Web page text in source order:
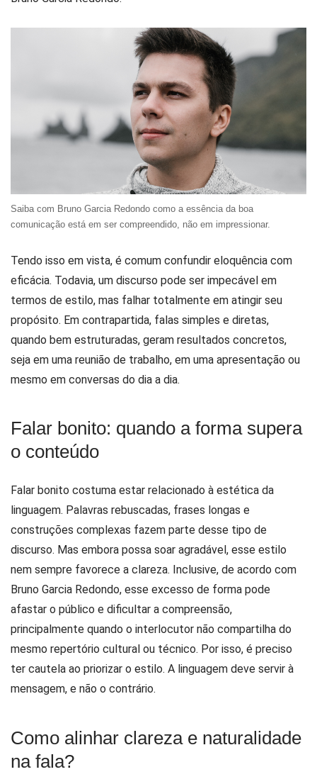
Saiba com Bruno Garcia Redondo como a essência da boa
comunicação está em ser compreendido, não em impressionar.
Tendo isso em vista, é comum confundir eloquência com
eficácia. Todavia, um discurso pode ser impecável em
termos de estilo, mas falhar totalmente em atingir seu
propósito. Em contrapartida, falas simples e diretas,
quando bem estruturadas, geram resultados concretos,
seja em uma reunião de trabalho, em uma apresentação ou
mesmo em conversas do dia a dia.
Falar bonito: quando a forma supera
o conteúdo
Falar bonito costuma estar relacionado à estética da
linguagem. Palavras rebuscadas, frases longas e
construções complexas fazem parte desse tipo de
discurso. Mas embora possa soar agradável, esse estilo
nem sempre favorece a clareza. Inclusive, de acordo com
Bruno Garcia Redondo, esse excesso de forma pode
afastar o público e dificultar a compreensão,
principalmente quando o interlocutor não compartilha do
mesmo repertório cultural ou técnico. Por isso, é preciso
ter cautela ao priorizar o estilo. A linguagem deve servir à
mensagem, e não o contrário.
Como alinhar clareza e naturalidade
na fala?